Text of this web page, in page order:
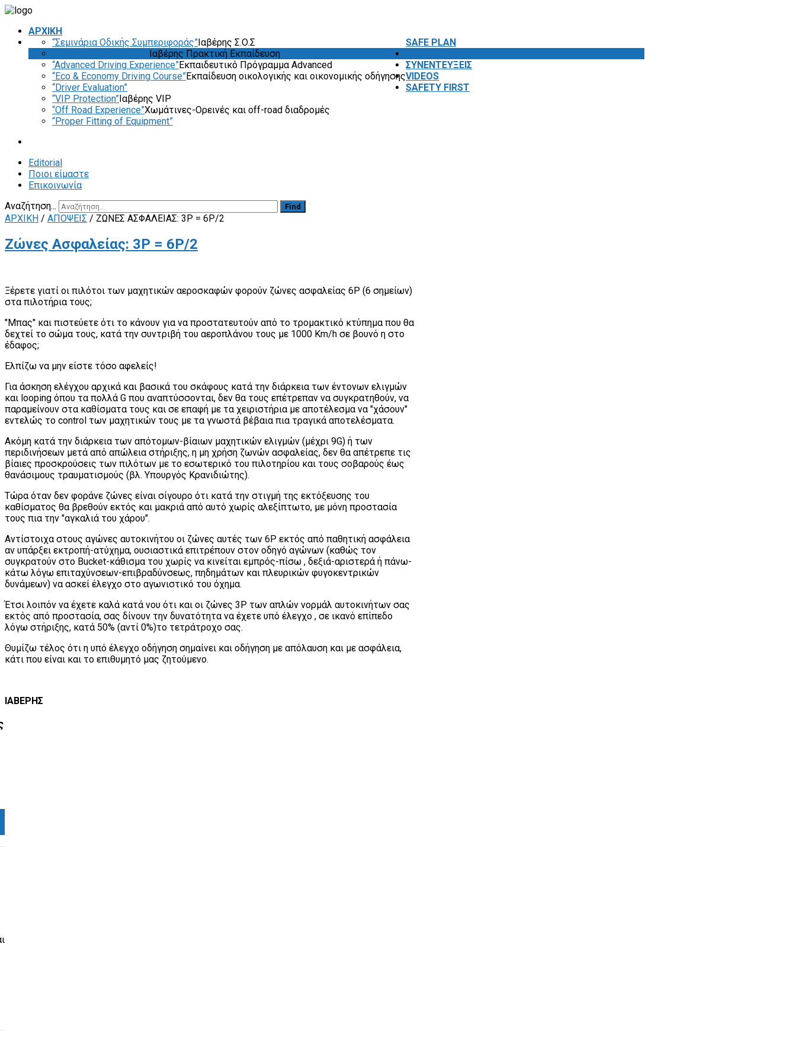
ΑΡΧΙΚΗ
SAFE PLAN
“Σεμινάρια Οδικής Συμπεριφοράς”Ιαβέρης Σ.Ο.Σ
Ιαβέρης Πρακτική Εκπαίδευση
“Advanced Driving Experience”Εκπαιδευτικό Πρόγραμμα Advanced
“Eco & Economy Driving Course”Εκπαίδευση οικολογικής και οικονομικής οδήγησης
“Driver Evaluation”
“VIP Protection”Ιαβέρης VIP
“Off Road Experience”Χωμάτινες-Ορεινές και off-road διαδρομές
“Proper Fitting of Equipment”
ΣΥΝΕΝΤΕΥΞΕΙΣ
VIDEOS
SAFETY FIRST
Editorial
Ποιοι είμαστε
Επικοινωνία
Αναζήτηση...
Find
ΑΡΧΙΚΗ / ΑΠΟΨΕΙΣ / ΖΏΝΕΣ ΑΣΦΑΛΕΊΑΣ: 3P = 6P/2
Ζώνες Ασφαλείας: 3P = 6P/2
Ξέρετε γιατί οι πιλότοι των μαχητικών αεροσκαφών φορούν ζώνες ασφαλείας 6P (6 σημείων)
στα πιλοτήρια τους;
"Μπας" και πιστεύετε ότι το κάνουν για να προστατευτούν από το τρομακτικό κτύπημα που θα
δεχτεί το σώμα τους, κατά την συντριβή του αεροπλάνου τους με 1000 Km/h σε βουνό η στο
έδαφος;
Ελπίζω να μην είστε τόσο αφελείς!
Για άσκηση ελέγχου αρχικά και βασικά του σκάφους κατά την διάρκεια των έντονων ελιγμών
και looping όπου τα πολλά G που αναπτύσσονται, δεν θα τους επέτρεπαν να συγκρατηθούν, να
παραμείνουν στα καθίσματα τους και σε επαφή με τα χειριστήρια με αποτέλεσμα να "χάσουν"
εντελώς το control των μαχητικών τους με τα γνωστά βέβαια πια τραγικά αποτελέσματα.
Ακόμη κατά την διάρκεια των απότομων-βίαιων μαχητικών ελιγμών (μέχρι 9G) ή των
περιδινήσεων μετά από απώλεια στήριξης, η μη χρήση ζωνών ασφαλείας, δεν θα απέτρεπε τις
βίαιες προσκρούσεις των πιλότων με το εσωτερικό του πιλοτηρίου και τους σοβαρούς έως
θανάσιμους τραυματισμούς (βλ. Υπουργός Κρανιδιώτης).
Τώρα όταν δεν φοράνε ζώνες είναι σίγουρο ότι κατά την στιγμή της εκτόξευσης του
καθίσματος θα βρεθούν εκτός και μακριά από αυτό χωρίς αλεξίπτωτο, με μόνη προστασία
τους πια την "αγκαλιά του χάρου".
Αντίστοιχα στους αγώνες αυτοκινήτου οι ζώνες αυτές των 6P εκτός από παθητική ασφάλεια
αν υπάρξει εκτροπή-ατύχημα, ουσιαστικά επιτρέπουν στον οδηγό αγώνων (καθώς τον
συγκρατούν στο Bucket-κάθισμα του χωρίς να κινείται εμπρός-πίσω , δεξιά-αριστερά ή πάνω-
κάτω λόγω επιταχύνσεων-επιβραδύνσεως, πηδημάτων και πλευρικών φυγοκεντρικών
δυνάμεων) να ασκεί έλεγχο στο αγωνιστικό του όχημα.
Έτσι λοιπόν να έχετε καλά κατά νου ότι και οι ζώνες 3P των απλών νορμάλ αυτοκινήτων σας
εκτός από προστασία, σας δίνουν την δυνατότητα να έχετε υπό έλεγχο , σε ικανό επίπεδο
λόγω στήριξης, κατά 50% (αντί 0%)το τετράτροχο σας.
Θυμίζω τέλος ότι η υπό έλεγχο οδήγηση σημαίνει και οδήγηση με απόλαυση και με ασφάλεια,
κάτι που είναι και το επιθυμητό μας ζητούμενο.
ΙΑΒΕΡΗΣ